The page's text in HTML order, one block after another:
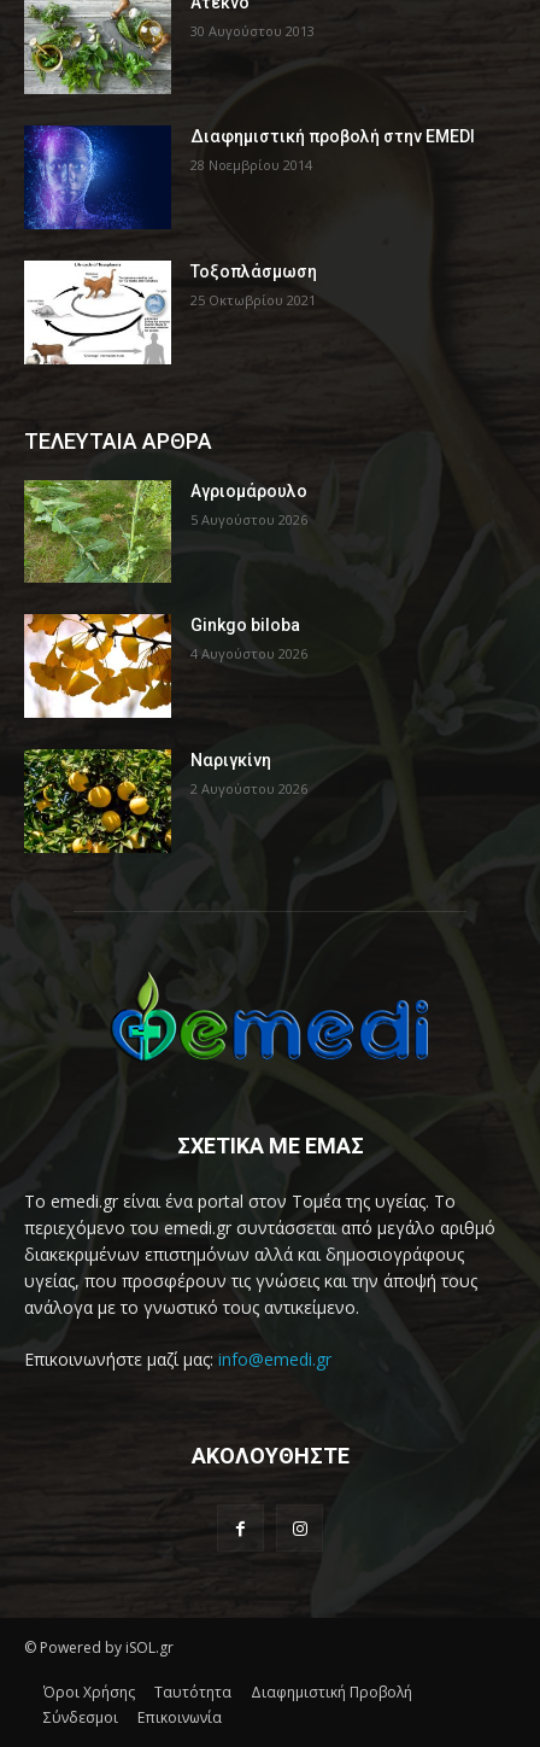
30 Αυγούστου 2013
Διαφημιστική προβολή στην EMEDI
28 Νοεμβρίου 2014
Τοξοπλάσμωση
25 Οκτωβρίου 2021
ΤΕΛΕΥΤΑΙΑ ΑΡΘΡΑ
Αγριομάρουλο
5 Αυγούστου 2026
Ginkgo biloba
4 Αυγούστου 2026
Ναριγκίνη
2 Αυγούστου 2026
ΣΧΕΤΙΚΑ ΜΕ ΕΜΑΣ
Το emedi.gr είναι ένα portal στον Τομέα της υγείας. Το
περιεχόμενο του emedi.gr συντάσσεται από μεγάλο αριθμό
διακεκριμένων επιστημόνων αλλά και δημοσιογράφους
υγείας, που προσφέρουν τις γνώσεις και την άποψή τους
ανάλογα με το γνωστικό τους αντικείμενο.
Επικοινωνήστε μαζί μας: info@emedi.gr
ΑΚΟΛΟΥΘΗΣΤΕ
© Powered by iSOL.gr
Όροι Χρήσης Ταυτότητα
Διαφημιστική Προβολή
Σύνδεσμοι
Επικοινωνία